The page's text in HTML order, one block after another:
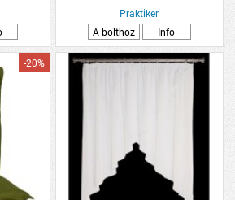
Praktiker
A bolthoz
Info
-20%